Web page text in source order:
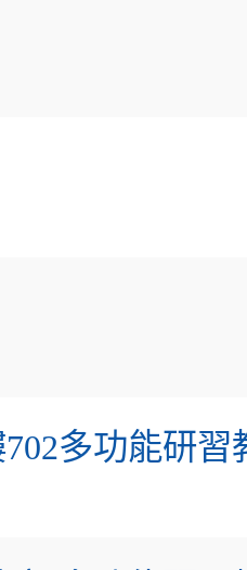
多功能研習